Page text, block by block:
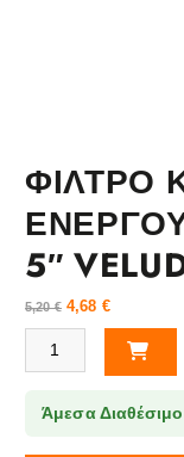
ΦΙΛΤΡΟ
5″
5,20€ 4,68 €
ΦΙΛΤΡΟ
Άμεσα Διαθέσιμο